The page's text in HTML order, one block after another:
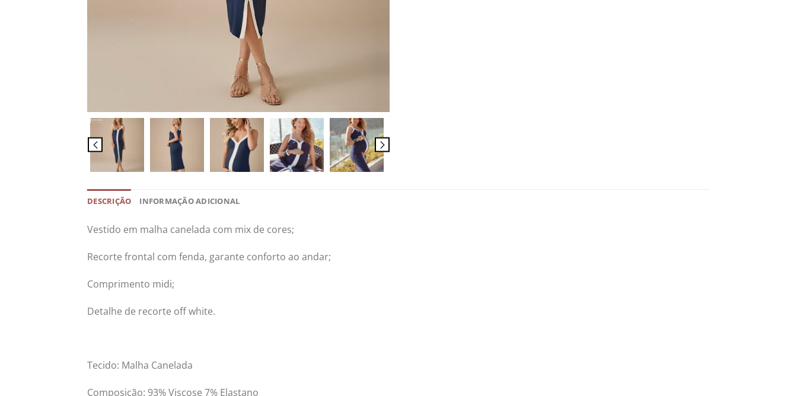
DESCRIÇÃO INFORMAÇÃO ADICIONAL
Vestido em malha canelada com mix de cores;
Recorte frontal com fenda, garante conforto ao andar;
Comprimento midi;
Detalhe de recorte off white.
Tecido: Malha Canelada
Composição: 93% Viscose 7% Elastano